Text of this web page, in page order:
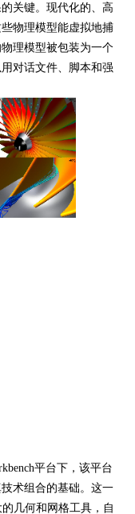
关键。现代化的、高
物理模型能虚拟地捕
理模型被包装为一个
对话文件、脚本和强
平台下，该平台
术组合的基础。这一
几何和网格工具，自